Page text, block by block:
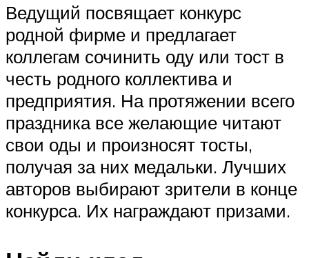
Ведущий посвящает конкурс
родной фирме и предлагает
коллегам сочинить оду или тост в
честь родного коллектива и
предприятия. На протяжении всего
праздника все желающие читают
свои оды и произносят тосты,
получая за них медальки. Лучших
авторов выбирают зрители в конце
конкурса. Их награждают призами.